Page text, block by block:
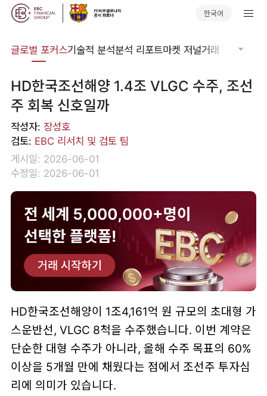
한국어
글로벌 포커스기술적 분석분석 리포트마켓 저널거래 소프트웨어
HD한국조선해양 1.4조 VLGC 수주, 조선
주 회복 신호일까
작성자: 장성호
검토: EBC 리서치 및 검토 팀
게시일: 2026-06-01
수정일: 2026-06-01
HD한국조선해양이 1조4,161억 원 규모의 초대형 가
스운반선, VLGC 8척을 수주했습니다. 이번 계약은
단순한 대형 수주가 아니라, 올해 수주 목표의 60%
이상을 5개월 만에 채웠다는 점에서 조선주 투자심
리에 의미가 있습니다.